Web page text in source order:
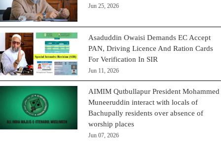
Jun 25, 2026
Asaduddin Owaisi Demands EC Accept
PAN, Driving Licence And Ration Cards
For Verification In SIR
Jun 11, 2026
AIMIM Qutbullapur President Mohammed
Muneeruddin interact with locals of
Bachupally residents over absence of
worship places
Jun 07, 2026